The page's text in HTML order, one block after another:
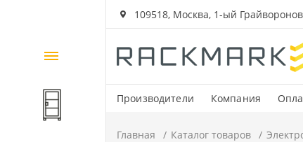
109518, Москва, 1-ый
Производители Компания
Каталог
товаров
Шкафы и стойки
Главная Каталог товаров